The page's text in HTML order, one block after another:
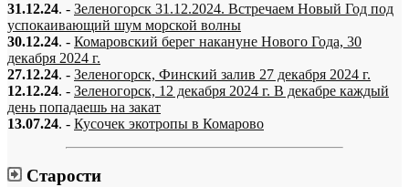
31.12.24. - Зеленогорск 31.12.2024. Встречаем Новый Год под
успокаивающий шум морской волны
30.12.24. - Комаровский берег накануне Нового Года, 30
декабря 2024 г.
27.12.24. - Зеленогорск, Финский залив 27 декабря 2024 г.
12.12.24. - Зеленогорск, 12 декабря 2024 г. В декабре каждый
день попадаешь на закат
13.07.24. - Кусочек экотропы в Комарово
Старости